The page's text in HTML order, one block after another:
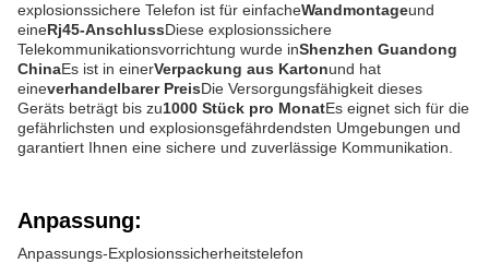
explosionssichere Telefon ist für einfacheWandmontageund
eineRj45-AnschlussDiese explosionssichere
Telekommunikationsvorrichtung wurde inShenzhen Guandong
ChinaEs ist in einerVerpackung aus Kartonund hat
eineverhandelbarer PreisDie Versorgungsfähigkeit dieses
Geräts beträgt bis zu1000 Stück pro MonatEs eignet sich für die
gefährlichsten und explosionsgefährdendsten Umgebungen und
garantiert Ihnen eine sichere und zuverlässige Kommunikation.
Anpassung:
Anpassungs-Explosionssicherheitstelefon